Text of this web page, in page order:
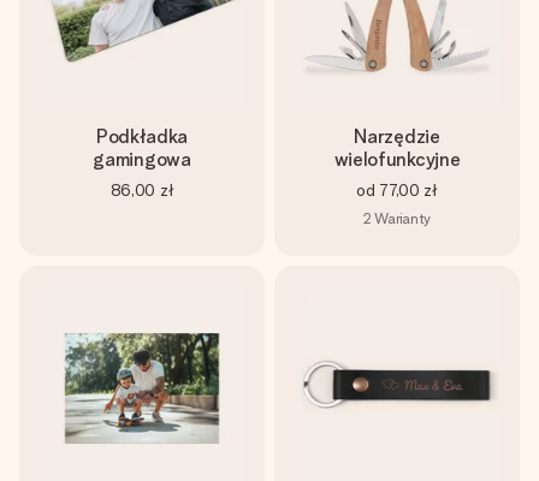
Podkładka
gamingowa
86,00 zł
Narzędzie
wielofunkcyjne
od 77,00 zł
2 Warianty